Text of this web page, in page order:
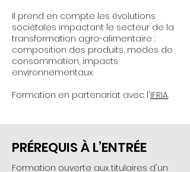
Il prend en compte les évolutions
sociétales impactant le secteur de la
transformation agro-alimentaire :
composition des produits, modes de
consommation, impacts
environnementaux.
Formation en partenariat avec l'IFRIA.
PRÉREQUIS À L’ENTRÉE
Formation ouverte aux titulaires d'un